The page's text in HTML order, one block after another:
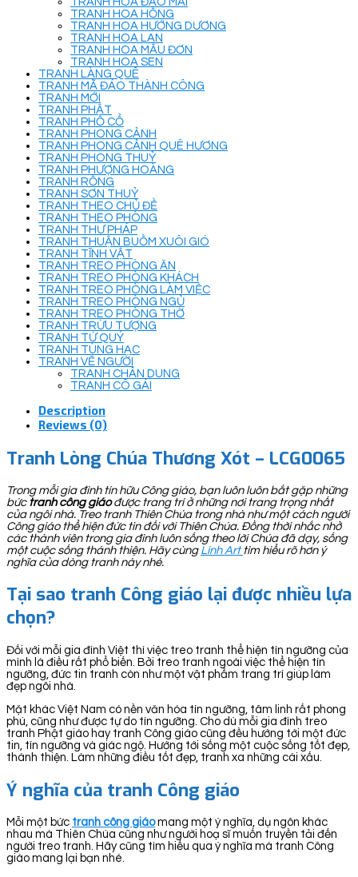
TRANH HOA HỒNG
TRANH HOA HƯỚNG DƯƠNG
TRANH HOA LAN
TRANH HOA MẪU ĐƠN
TRANH HOA SEN
TRANH LÀNG QUÊ
TRANH MÃ ĐÁO THÀNH CÔNG
TRANH MỚI
TRANH PHẬT
TRANH PHỐ CỔ
TRANH PHONG CẢNH
TRANH PHONG CẢNH QUÊ HƯƠNG
TRANH PHONG THUỶ
TRANH PHƯỢNG HOÀNG
TRANH RỒNG
TRANH SƠN THUỶ
TRANH THEO CHỦ ĐỀ
TRANH THEO PHÒNG
TRANH THƯ PHÁP
TRANH THUẬN BUỒM XUÔI GIÓ
TRANH TĨNH VẬT
TRANH TREO PHÒNG ĂN
TRANH TREO PHÒNG KHÁCH
TRANH TREO PHÒNG LÀM VIỆC
TRANH TREO PHÒNG NGỦ
TRANH TREO PHÒNG THỜ
TRANH TRỪU TƯỢNG
TRANH TỨ QUÝ
TRANH TÙNG HẠC
TRANH VẼ NGƯỜI
TRANH CHÂN DUNG
TRANH CÔ GÁI
Description
Reviews (0)
Tranh Lòng Chúa Thương Xót – LCG0065
Trong mỗi gia đình tín hữu Công giáo, bạn luôn luôn bắt gặp những
bức tranh công giáođược trang trí ở những nơi trang trọng nhất
của ngôi nhà. Treo tranh Thiên Chúa trong nhà như một cách người
Công giáo thể hiện đức tin đối với Thiên Chúa. Đồng thời nhắc nhở
các thành viên trong gia đình luôn sống theo lời Chúa đã dạy, sống
một cuộc sống thánh thiện. Hãy cùng Linh Arttìm hiểu rõ hơn ý
nghĩa của dòng tranh này nhé.
Tại sao tranh Công giáo lại được nhiều lựa
chọn?
Đối với mỗi gia đình Việt thì việc treo tranh thể hiện tín ngưỡng của
mình là điều rất phổ biến. Bởi treo tranh ngoài việc thể hiện tín
ngưỡng, đức tin tranh còn như một vật phẩm trang trí giúp làm
đẹp ngôi nhà.
Mặt khác Việt Nam có nền văn hóa tín ngưỡng, tâm linh rất phong
phú, cũng như được tự do tín ngưỡng. Cho dù mỗi gia đình treo
tranh Phật giáo hay tranh Công giáo cũng đều hướng tới một đức
tin, tín ngưỡng và giác ngộ. Hướng tới sống một cuộc sống tốt đẹp,
thánh thiện. Làm những điều tốt đẹp, tranh xa những cái xấu.
Ý nghĩa của tranh Công giáo
Mỗi một bức tranh công giáomang một ý nghĩa, dụ ngôn khác
nhau mà Thiên Chúa cũng như người hoạ sĩ muốn truyền tải đến
người treo tranh. Hãy cũng tìm hiểu qua ý nghĩa mà tranh Công
giáo mang lại bạn nhé.